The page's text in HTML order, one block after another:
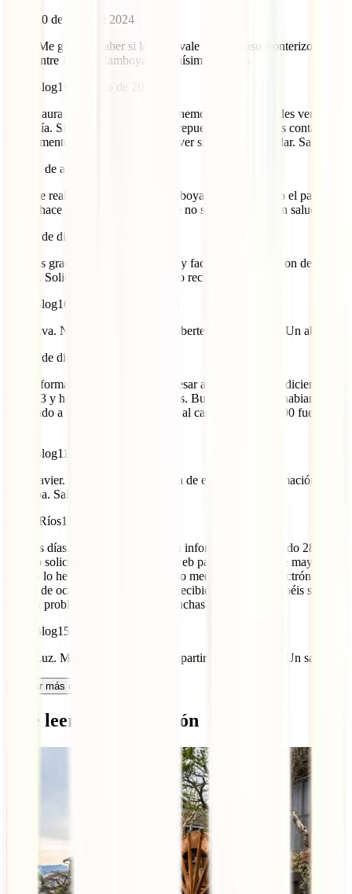
10 de junio de 2024
Hola! Me gustaría saber si la evisa vale para el paso fronterizo por
tierra entre Laos y Camboya. Muchísimas gracias
IATI Blog10 de junio de 2024
Hola Laura. La información que tenemos es el que puedes ver en
esta guía. Si no encuentras aquí tu repuesta quizá puedas contactar
directamente con las autoridades a ver si te pueden ayudar. Saludos.
1 de abril de 2024
hola, he realizado mi visado a Camboya por evisa hecho el pago la
tarjeta hace tres días y me pone que no se ha cobrado, un saludo
15 de diciembre de 2023
Muchas gracias por la informacion y facilitar la tramitacion del
visado. Solicite online y en 2 dias lo recibi. Perfecto!
IATI Blog16 de diciembre de 2023
Hola Eva. Nos hace muy felices haberte podido ayudar. Un abrazo.
10 de diciembre de 2023
para informarles que acabo de ingresar a Cambodia hoy diciembre 9
de 2023 y hemos pagado 66 dolares. Bueno y como ya habiamos
cambiado a riel fueron 300000 que al cambio del dia 4000 fueron 75
IATI Blog11 de marzo de 2024
Hola Javier. No tenemos constancia de ese tipo de información,
disculpa. Saludos.
Javier Ríos11 de marzo de 2024
Buenos días. Muchas gracias por la información. El pasado 28 de
febrero solicité el visado desde la web para entrada 12 de mayo y
aún no lo he recibido. He reclamado mediante correo electrónico en
un par de ocasiones y tampoco he recibido respuesta. Sabéis si
existen problemas actualmente? Muchas gracias
IATI Blog15 de diciembre de 2023
Hola Luz. Muchas gracias por compartir tu experiencia. Un saludo.
Cargar más comentarios
Qué leer a continuación